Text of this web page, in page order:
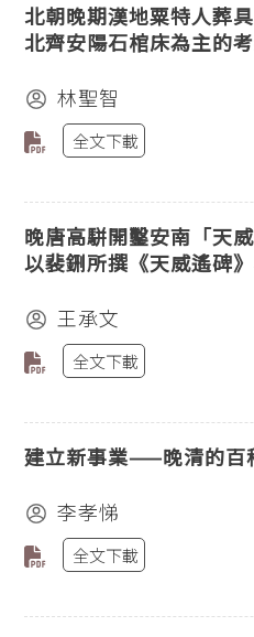
北朝晚期漢地粟特人葬
北齊安陽石棺床為主的
林聖智
全文下載
晚唐高駢開鑿安南「天
以裴鉶所撰《天威遙碑
王承文
全文下載
建立新事業——晚清的百
李孝悌
全文下載